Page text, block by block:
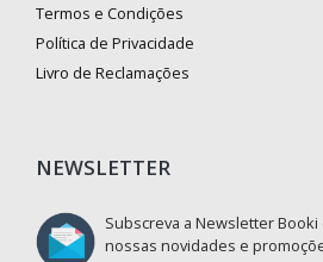
Termos e Condições
Política de Privacidade
Livro de Reclamações
NEWSLETTER
Subscreva a Newsletter
nossas novidades e